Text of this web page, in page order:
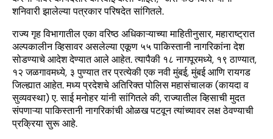
शनिवारी झालेल्या पत्रकार परिषदेत सांगितले.
राज्य गृह विभागातील एका वरिष्ठ अधिकाऱ्याच्या माहितीनुसार, महाराष्ट्रात
अल्पकालीन व्हिसावर असलेल्या एकूण ५५ पाकिस्तानी नागरिकांना देश
सोडण्याचे आदेश देण्यात आले आहेत. त्यापैकी १८ नागपूरमध्ये, १९ ठाण्यात,
१२ जळगावमध्ये, ३ पुण्यात तर प्रत्येकी एक नवी मुंबई, मुंबई आणि रायगड
जिल्ह्यात आहेत. मध्य प्रदेशचे अतिरिक्त पोलिस महासंचालक (कायदा व
सुव्यवस्था) ए. साई मनोहर यांनी सांगितले की, राज्यातील व्हिसाची मुदत
संपणाऱ्या पाकिस्तानी नागरिकांची ओळख पटवून त्यांच्यावर लक्ष ठेवण्याची
प्रक्रिया सुरू आहे.